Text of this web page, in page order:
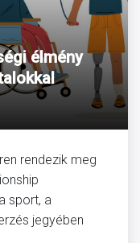
élmény
rendezik meg
sport, a
jegyében